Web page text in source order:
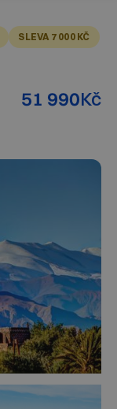
SLEVA 7 000 KČ
51 990Kč